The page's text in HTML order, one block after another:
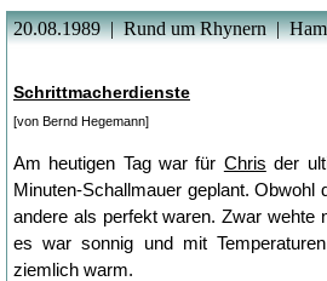
20.08.1989 | Rund um Rhynern |
Schrittmacherdienste
[von Bernd Hegemann]
Am heutigen Tag war für Chris der
Minuten-Schallmauer geplant. Obwohl
andere als perfekt waren. Zwar wehte
es war sonnig und mit
ziemlich warm.